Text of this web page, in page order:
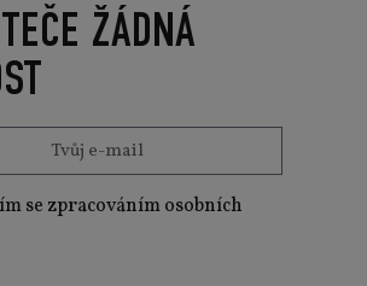
ŽÁDNÁ
se zpracováním osobních